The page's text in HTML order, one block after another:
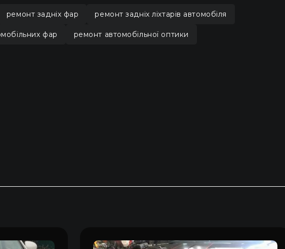
ремонт задніх фар ремонт задніх ліхтарів автомобіля
фар ремонт автомобільної оптики